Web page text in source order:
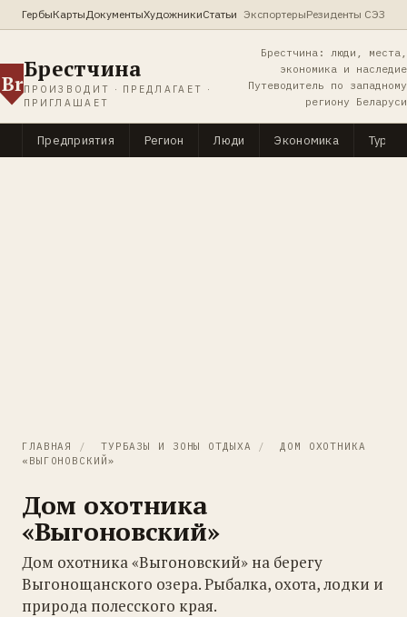
ГербыКартыДокументыХудожникиСтатьи ЭкспортерыРезиденты СЭЗ
Br
Брестчина
ПРОИЗВОДИТ · ПРЕДЛАГАЕТ ·
ПРИГЛАШАЕТ
Брестчина: люди, места,
экономика и наследие
Путеводитель по западному
региону Беларуси
Предприятия Регион Люди Экономика
ГЛАВНАЯ / ТУРБАЗЫ И ЗОНЫ ОТДЫХА /
ДОМ ОХОТНИКА
«ВЫГОНОВСКИЙ»
Дом охотника
«Выгоновский»
Дом охотника «Выгоновский» на берегу
Выгонощанского озера. Рыбалка, охота, лодки и
природа полесского края.